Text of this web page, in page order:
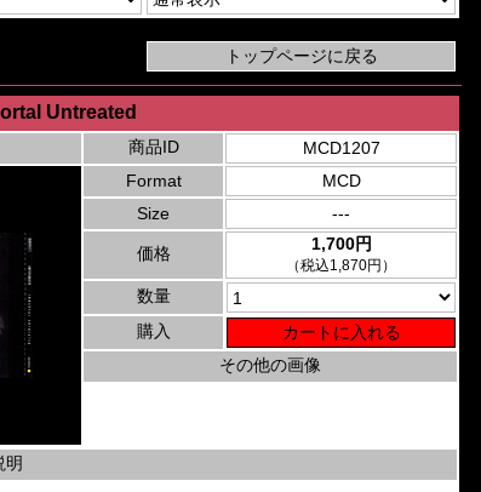
Untreated
商品ID
MCD1207
Format
MCD
Size
---
価格 1,700円
（税込1,870円）
数量
購入
その他の画像
明